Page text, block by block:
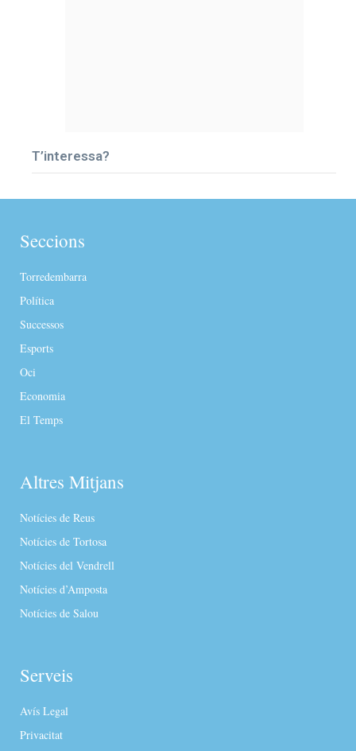
T’interessa?
Seccions
Torredembarra
Política
Successos
Esports
Oci
Economia
El Temps
Altres Mitjans
Notícies de Reus
Notícies de Tortosa
Notícies del Vendrell
Notícies d’Amposta
Notícies de Salou
Serveis
Avís Legal
Privacitat